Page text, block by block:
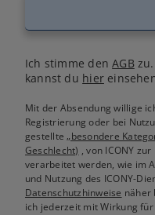
Ich stimme denAGB
kannst du hier
Mit der Absendung willige
Registrierung oder bei
gestellte„besondere
Geschlecht) , von ICONY
verarbeitet werden, wie im
und Nutzung des ICONY-
Datenschutzhinweise näher
ich jederzeit mit Wirkung